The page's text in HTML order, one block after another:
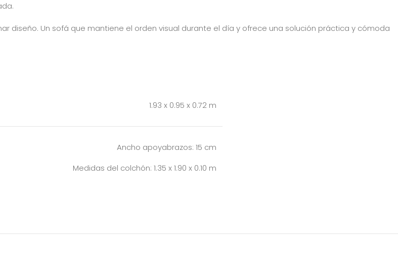
diseño. Un sofá que mantiene el orden visual durante el día y ofrece una solución práctica y cómoda
1.93 x 0.95 x 0.72 m
Ancho apoyabrazos: 15 cm
Medidas del colchón: 1.35 x 1.90 x 0.10 m